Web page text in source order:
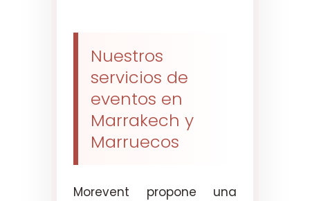
Nuestros
servicios de
eventos en
Marrakech y
Marruecos
Morevent propone una